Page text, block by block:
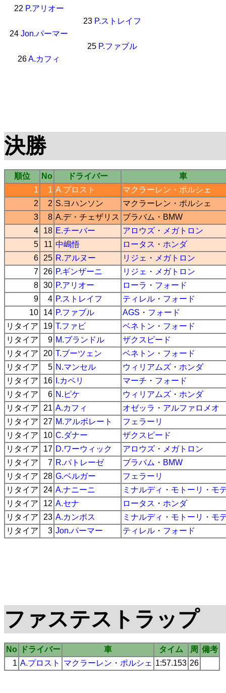
22 P.アリオー
23 P.ストレイフ
24 Jon.パーマー
25 P.ファブル
26A.カフィ
決勝
順位 No ドライバー
車
1
1 A.プロスト マクラーレン ・ ポルシェ
2
2 S.ヨハンソン マクラーレン ・ ポルシェ
3
8 A.デ・チェザリス ブラバム ・ BMW
4
18 E.チーバー アロウズ ・ メガトロン
5
11 中嶋悟 ロータス ・ ホンダ
6
25 R.アルヌー リジェ ・ メガトロン
7
26 P.ギンザーニ リジェ ・ メガトロン
8 30 P.アリオー ローラ ・ フォード
9
4 P.ストレイフ ティレル ・ フォード
10
14 P.ファブル AGS ・ フォード
リタイア
19 T.ファビ ベネトン ・ フォード
リタイア
9 M.ブランドル
ザクスピード
リタイア
20 T.ブーツェン ベネトン ・ フォード
リタイア
5 N.マンセル ウィリアムズ ・ ホンダ
リタイア
16 I.カペリ マーチ ・ フォード
リタイア
6 N.ピケ ウィリアムズ ・ ホンダ
リタイア
21 A.カフィ オゼッラ ・ アルファロメオ
リタイア
27 M.アルボレート
フェラーリ
リタイア
10 C.ダナー
ザクスピード
リタイア
17 D.ワーウィック アロウズ ・ メガトロン
リタイア
7 R.パトレーゼ ブラバム ・ BMW
リタイア
28 G.ベルガー
フェラーリ
リタイア
24 A.ナニーニ ミナルディ ・ モトーリ・モ
リタイア
12 A.セナ ロータス ・ ホンダ
リタイア
23 A.カンポス ミナルディ ・ モトーリ・モ
リタイア
3 Jon.パーマー ティレル ・ フォード
ファステストラップ
No ドライバー 車 タイム 周 備考
1 A.プロスト マクラーレン ・ ポルシェ 1:57.153 26